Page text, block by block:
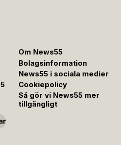
Om News55
Bolagsinformation
News55 i sociala medier
Cookiepolicy
Så gör vi News55 mer
tillgängligt